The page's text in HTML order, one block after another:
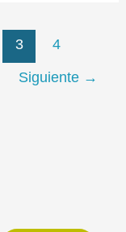
3 4
Siguiente →